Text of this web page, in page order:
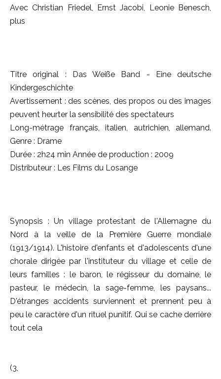
Avec Christian Friedel, Ernst Jacobi, Leonie Benesch,
plus
Titre original : Das Weiße Band - Eine deutsche
Kindergeschichte
Avertissement : des scènes, des propos ou des images
peuvent heurter la sensibilité des spectateurs
Long-métrage français, italien, autrichien, allemand.
Genre : Drame
Durée : 2h24 min Année de production : 2009
Distributeur : Les Films du Losange
Synopsis : Un village protestant de l'Allemagne du
Nord à la veille de la Première Guerre mondiale
(1913/1914). L'histoire d'enfants et d'adolescents d'une
chorale dirigée par l'instituteur du village et celle de
leurs familles : le baron, le régisseur du domaine, le
pasteur, le médecin, la sage-femme, les paysans...
D'étranges accidents surviennent et prennent peu à
peu le caractère d'un rituel punitif. Qui se cache derrière
tout cela
(3,